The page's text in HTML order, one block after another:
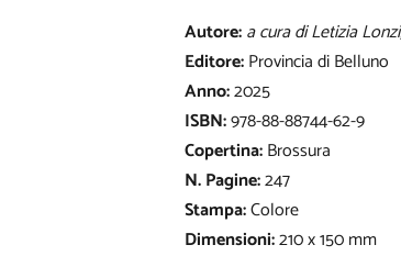
Autore:a cura di Letizia
Editore:Provincia di Belluno
Anno:2025
ISBN:978-88-88744-62-9
Copertina:Brossura
N. Pagine:247
Stampa:Colore
Dimensioni:210 x 150 mm